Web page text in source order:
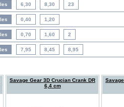
Savage Gear 3D Crucian Crank DR
6,4 cm